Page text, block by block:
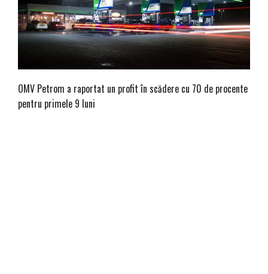
OMV Petrom a raportat un profit în scădere cu 70 de procente
pentru primele 9 luni